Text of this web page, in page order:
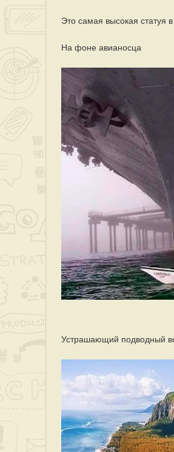
Это самая высокая статуя
На фоне авианосца
Устрашающий подводный